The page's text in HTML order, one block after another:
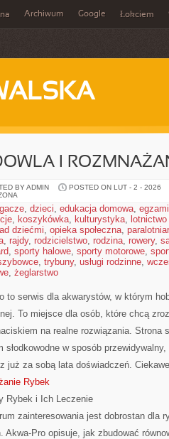
Archiwum Google Łokciem
I
BY ADMIN POSTED ON LUT - 2 - 2026
, dzieci, edukacja domowa,
, koszykówka, kulturystyka,
dziećmi, opieka społeczna,
, rajdy, rodzicielstwo, rodzina, rowery,
, sporty halowe, sporty motorowe,
, trybuny, usługi rodzinne,
, żeglarstwo
to serwis dla akwarystów, w którym
To miejsce dla osób, które chcą
na realne rozwiązania. Strona
słodkowodne w sposób
już za sobą lata doświadczeń.
Rybek
Rybek i Ich Leczenie
zainteresowania jest dobrostan dla
Akwa-Pro opisuje, jak zbudować